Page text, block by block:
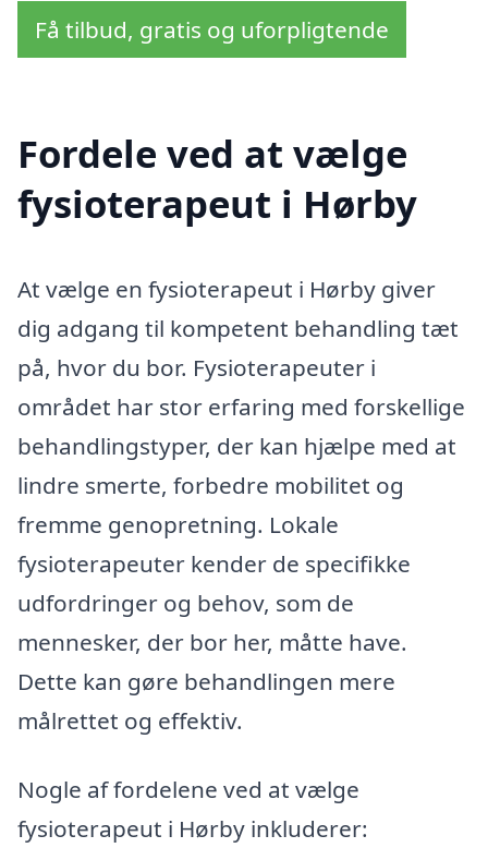
Få tilbud, gratis og uforpligtende
Fordele ved at vælge
fysioterapeut i Hørby
At vælge en fysioterapeut i Hørby giver
dig adgang til kompetent behandling tæt
på, hvor du bor. Fysioterapeuter i
området har stor erfaring med forskellige
behandlingstyper, der kan hjælpe med at
lindre smerte, forbedre mobilitet og
fremme genopretning. Lokale
fysioterapeuter kender de specifikke
udfordringer og behov, som de
mennesker, der bor her, måtte have.
Dette kan gøre behandlingen mere
målrettet og effektiv.
Nogle af fordelene ved at vælge
fysioterapeut i Hørby inkluderer: